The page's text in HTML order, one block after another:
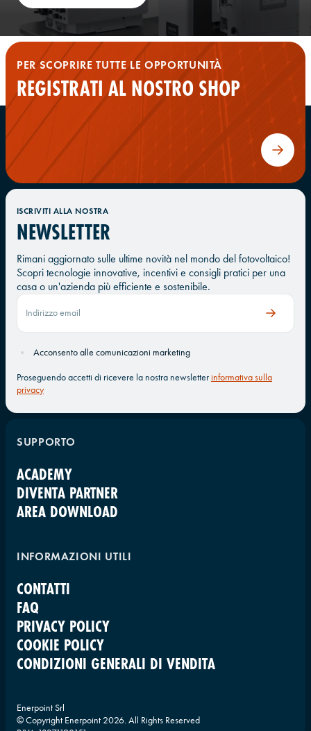
PER SCOPRIRE TUTTE LE OPPORTUNITÀ
REGISTRATI AL NOSTRO SHOP
ISCRIVITI ALLA NOSTRA
NEWSLETTER
Rimani aggiornato sulle ultime novità nel mondo del fotovoltaico!
Scopri tecnologie innovative, incentivi e consigli pratici per una
casa o un'azienda più efficiente e sostenibile.
Acconsento alle comunicazioni marketing
Proseguendo accetti di ricevere la nostra newsletterinformativa sulla
privacy
SUPPORTO
ACADEMY
DIVENTA PARTNER
AREA DOWNLOAD
INFORMAZIONI UTILI
CONTATTI
FAQ
PRIVACY POLICY
COOKIE POLICY
CONDIZIONI GENERALI DI VENDITA
Enerpoint Srl
© Copyright Enerpoint 2026. All Rights Reserved